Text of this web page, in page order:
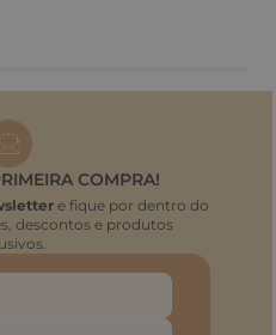
COMPRA!
e fique por dentro do
descontos e produtos